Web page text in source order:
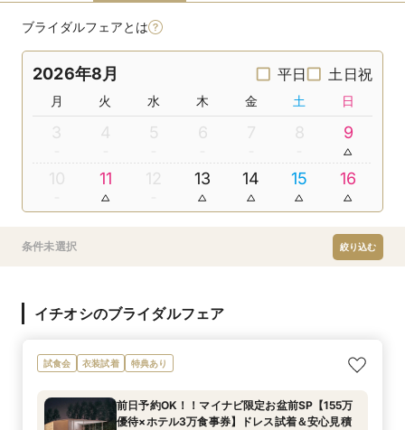
ブライダルフェアとは
2026年8月 平日 土日祝
月 火 水 木 金 土 日
3 4 5 6 7 8 9
10 11 12 13 14 15 16
条件未選択 絞り込む
イチオシのブライダルフェア
試食会 衣装試着 特典あり
前日予約OK！！マイナビ限定お盆前SP【155万
優待×ホテル3万食事券】ドレス試着＆安心見積